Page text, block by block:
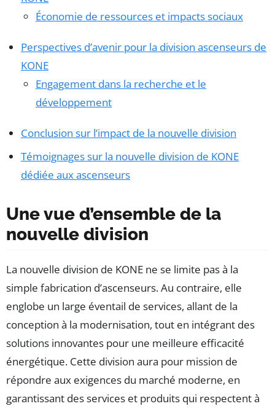
Économie de ressources et impacts sociaux
Perspectives d’avenir pour la division ascenseurs de
KONE
Engagement dans la recherche et le
développement
Conclusion sur l’impact de la nouvelle division
Témoignages sur la nouvelle division de KONE
dédiée aux ascenseurs
Une vue d’ensemble de la
nouvelle division
La nouvelle division de KONE ne se limite pas à la
simple fabrication d’ascenseurs. Au contraire, elle
englobe un large éventail de services, allant de la
conception à la modernisation, tout en intégrant des
solutions innovantes pour une meilleure efficacité
énergétique. Cette division aura pour mission de
répondre aux exigences du marché moderne, en
garantissant des services et produits qui respectent à